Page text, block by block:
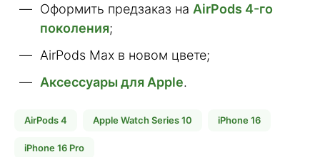
Оформить предзаказ на AirPods 4-го
поколения;
AirPods Max в новом цвете;
Аксессуары для Apple.
AirPods 4 Apple Watch Series 10 iPhone 16
iPhone 16 Pro